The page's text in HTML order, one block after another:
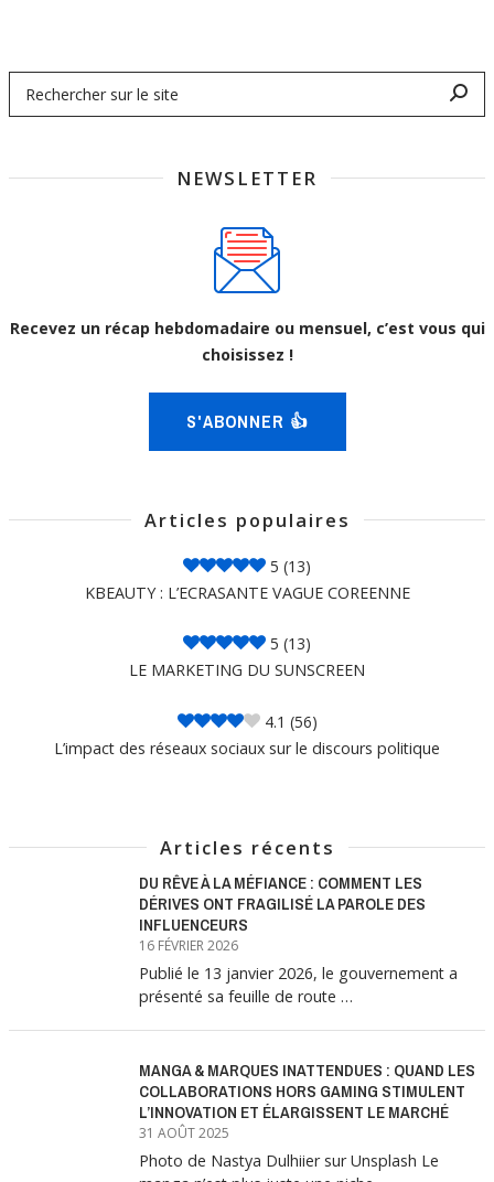
NEWSLETTER
Recevez un récap hebdomadaire ou mensuel, c’est vous qui
choisissez !
S'ABONNER 👍
Articles populaires
5 (13)
KBEAUTY : L’ECRASANTE VAGUE COREENNE
5 (13)
LE MARKETING DU SUNSCREEN
4.1 (56)
L’impact des réseaux sociaux sur le discours politique
Articles récents
DU RÊVE À LA MÉFIANCE : COMMENT LES
DÉRIVES ONT FRAGILISÉ LA PAROLE DES
INFLUENCEURS
16 FÉVRIER 2026
Publié le 13 janvier 2026, le gouvernement a
présenté sa feuille de route …
MANGA & MARQUES INATTENDUES : QUAND LES
COLLABORATIONS HORS GAMING STIMULENT
L’INNOVATION ET ÉLARGISSENT LE MARCHÉ
31 AOÛT 2025
Photo de Nastya Dulhiier sur Unsplash Le